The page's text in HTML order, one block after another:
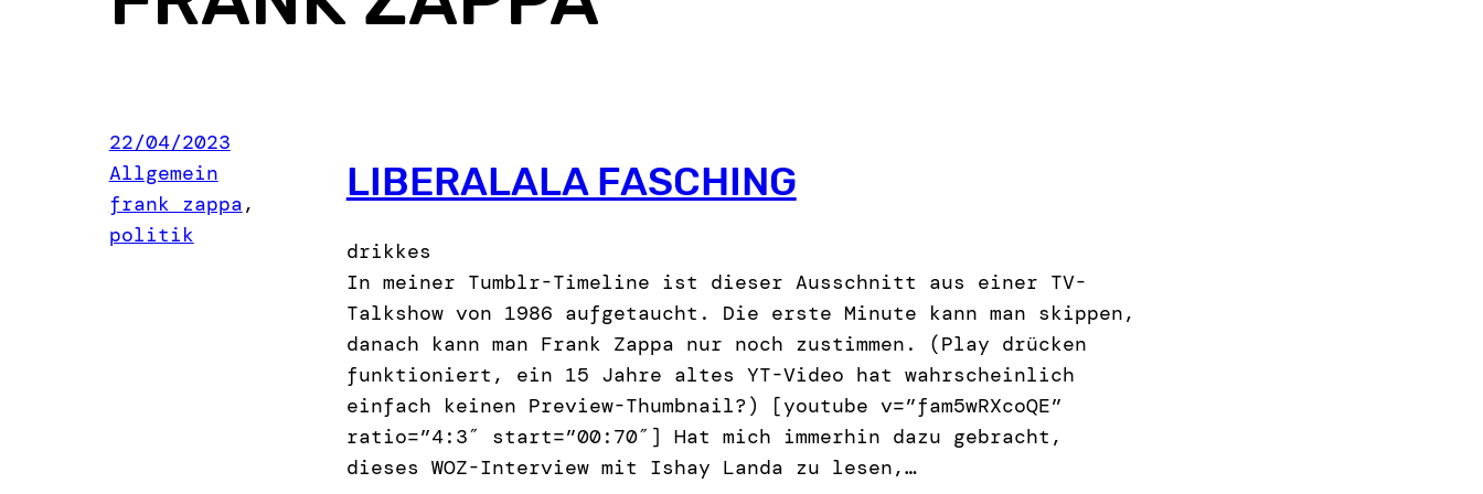
22/04/2023
Allgemein
frank zappa
politik
LIBERALALA FASCHING
drikkes
In meiner Tumblr-Timeline ist dieser Ausschnitt aus einer TV-
Talkshow von 1986 aufgetaucht. Die erste Minute kann man skippen,
danach kann man Frank Zappa nur noch zustimmen. (Play drücken
funktioniert, ein 15 Jahre altes YT-Video hat wahrscheinlich
einfach keinen Preview-Thumbnail?) [youtube v=”fam5wRXcoQE”
ratio=”4:3″ start=”00:70″] Hat mich immerhin dazu gebracht,
dieses WOZ-Interview mit Ishay Landa zu lesen,…